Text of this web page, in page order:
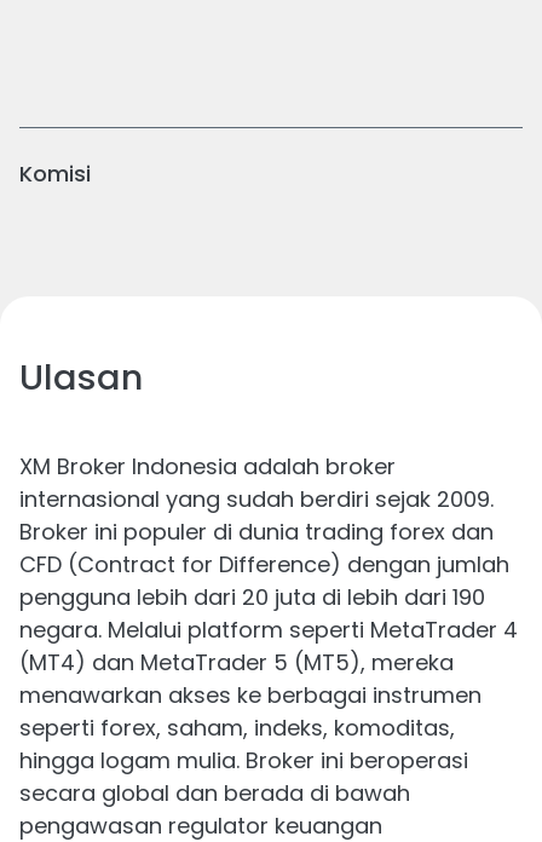
Komisi
Ulasan
XM Broker Indonesia adalah broker
internasional yang sudah berdiri sejak 2009.
Broker ini populer di dunia trading forex dan
CFD (Contract for Difference) dengan jumlah
pengguna lebih dari 20 juta di lebih dari 190
negara. Melalui platform seperti MetaTrader 4
(MT4) dan MetaTrader 5 (MT5), mereka
menawarkan akses ke berbagai instrumen
seperti forex, saham, indeks, komoditas,
hingga logam mulia. Broker ini beroperasi
secara global dan berada di bawah
pengawasan regulator keuangan